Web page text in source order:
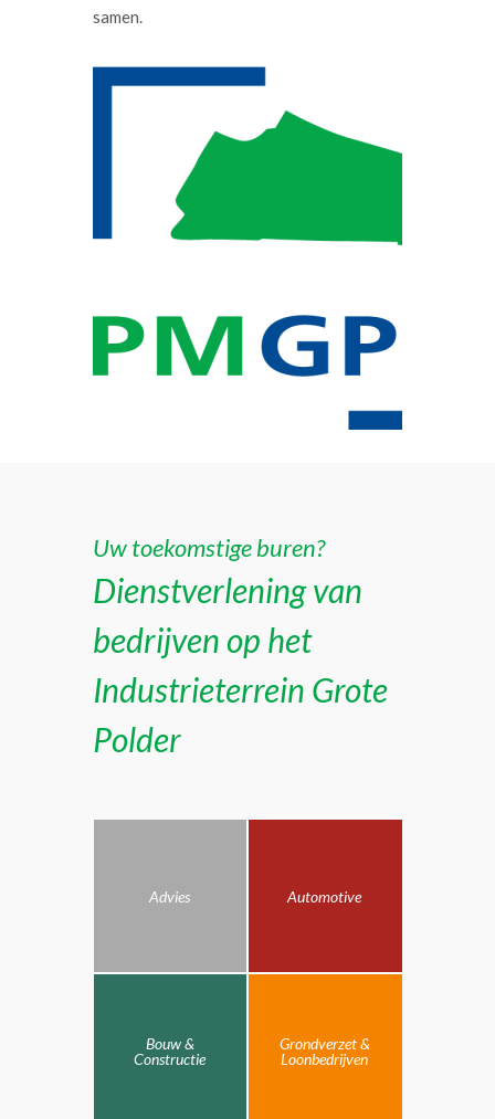
samen.
Uw toekomstige buren?
Dienstverlening van
bedrijven op het
Industrieterrein Grote
Polder
Advies Automotive
Bouw &
Constructie
Grondverzet &
Loonbedrijven